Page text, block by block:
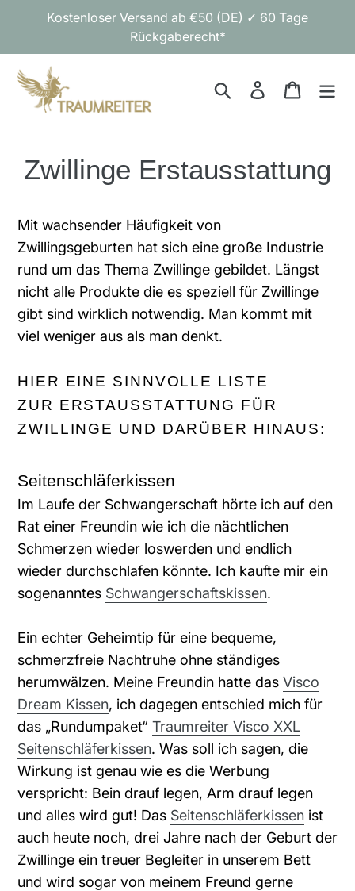
Inhalt
Kostenloser Versand ab €50 (DE) ✓ 60 Tage
Rückgaberecht*
SuchenEinloggen
Zwillinge Erstausstattung
Mit wachsender Häufigkeit von
Zwillingsgeburten hat sich eine große Industrie
rund um das Thema Zwillinge gebildet. Längst
nicht alle Produkte die es speziell für Zwillinge
gibt sind wirklich notwendig. Man kommt mit
viel weniger aus als man denkt.
HIER EINE SINNVOLLE LISTE
ZUR ERSTAUSSTATTUNG FÜR
ZWILLINGE UND DARÜBER HINAUS:
Seitenschläferkissen
Im Laufe der Schwangerschaft hörte ich auf den
Rat einer Freundin wie ich die nächtlichen
Schmerzen wieder loswerden und endlich
wieder durchschlafen könnte. Ich kaufte mir ein
sogenanntes Schwangerschaftskissen.
Ein echter Geheimtip für eine bequeme,
schmerzfreie Nachtruhe ohne ständiges
herumwälzen. Meine Freundin hatte das Visco
Dream Kissen, ich dagegen entschied mich für
das „Rundumpaket“ Traumreiter Visco XXL
Seitenschläferkissen. Was soll ich sagen, die
Wirkung ist genau wie es die Werbung
verspricht: Bein drauf legen, Arm drauf legen
und alles wird gut! Das Seitenschläferkissen ist
auch heute noch, drei Jahre nach der Geburt der
Zwillinge ein treuer Begleiter in unserem Bett
und wird sogar von meinem Freund gerne